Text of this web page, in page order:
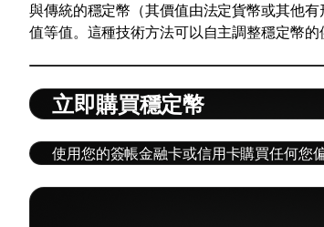
與傳統的穩定幣（其價值由法定貨幣或其他
值等值。這種技術方法可以自主調整穩定幣的
立即購買穩定幣
使用您的簽帳金融卡或信用卡購買任何您